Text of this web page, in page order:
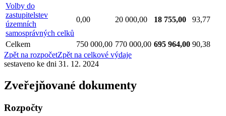
Volby do
zastupitelstev
územních
samosprávných celků
0,00 20 000,00 18 755,00 93,77
Celkem 750 000,00 770 000,00 695 964,00 90,38
Zpět na rozpočetZpět na celkové výdaje
sestaveno ke dni 31. 12. 2024
Zveřejňované dokumenty
Rozpočty